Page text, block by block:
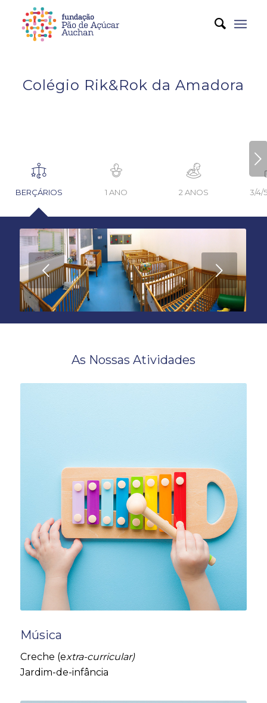
Colégio Rik&Rok da Amadora
BERÇÁRIOS 1 ANO 2 ANOS 3/4/
Next
Next Previous
As Nossas Atividades
Música
Creche (extra-curricular)
Jardim-de-infância